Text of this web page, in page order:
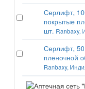
Серлифт,
покрытые
шт. Ranbaxy,
Серлифт, 50
пленочной
Ranbaxy,